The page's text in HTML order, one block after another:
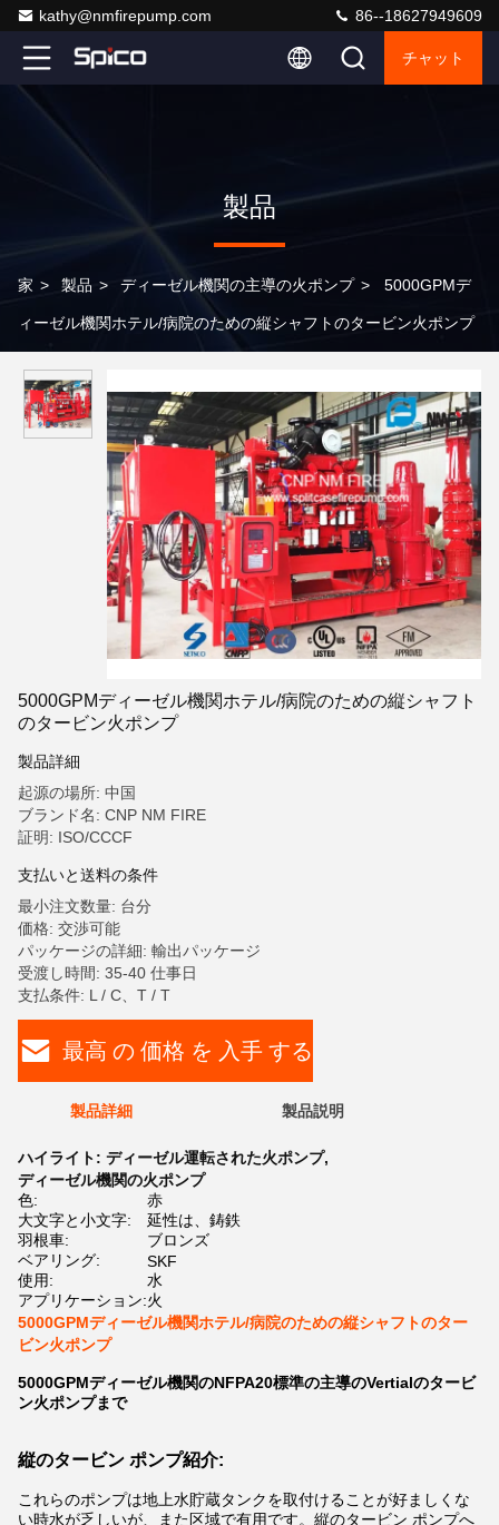
kathy@nmfirepump.com 86--18627949609
チャット
製品
家 > 製品 > ディーゼル機関の主導の火ポンプ > 5000GPMデ
ィーゼル機関ホテル/病院のための縦シャフトのタービン火ポンプ
5000GPMディーゼル機関ホテル/病院のための縦シャフト
のタービン火ポンプ
製品詳細
起源の場所: 中国
ブランド名: CNP NM FIRE
証明: ISO/CCCF
支払いと送料の条件
最小注文数量: 台分
価格: 交渉可能
パッケージの詳細: 輸出パッケージ
受渡し時間: 35-40 仕事日
支払条件: L / C、T / T
最高 の 価格 を 入手 する
製品詳細 製品説明
ハイライト: ディーゼル運転された火ポンプ,
ディーゼル機関の火ポンプ
色:
赤
大文字と小文字:
延性は、鋳鉄
羽根車:
ブロンズ
ベアリング:
SKF
使用:
水
アプリケーション:火
5000GPMディーゼル機関ホテル/病院のための縦シャフトのター
ビン火ポンプ
5000GPMディーゼル機関のNFPA20標準の主導のVertialのタービ
ン火ポンプまで
縦のタービン ポンプ紹介:
これらのポンプは地上水貯蔵タンクを取付けることが好ましくな
い時水が乏しいが、また区域で有用です。縦のタービン ポンプへ